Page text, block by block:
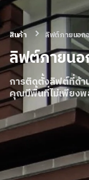
ผลิตภัณฑ์
เกี่ยวกับ ARITCO
สําหรับมืออาชีพ
สั่งซื้อ Digital
ติดต่อเรา
สินค้า ลิฟต์ภายนอก
ลิฟต์ภายน
การติดตั้งลิฟต์ที่ด้า
คุณมีพื้นที่ไม่เพียงพ